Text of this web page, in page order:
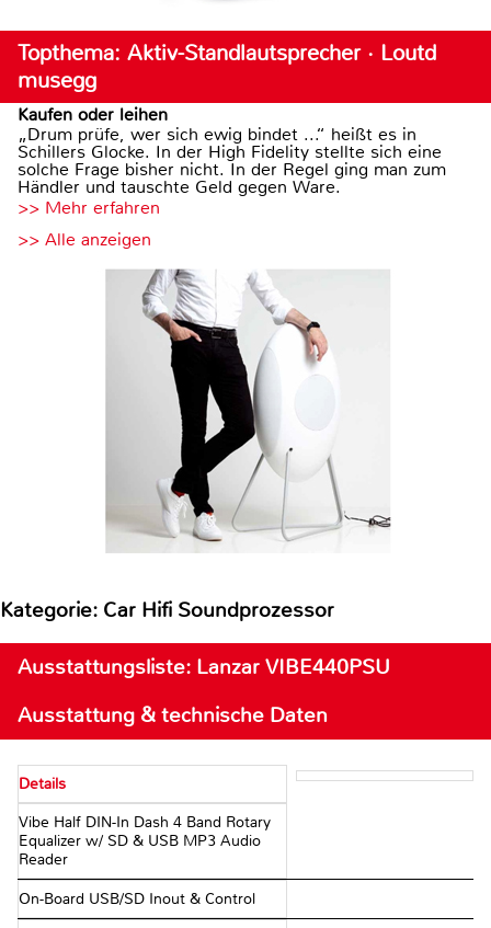
Topthema: Aktiv-Standlautsprecher · Loutd
musegg
Kaufen oder leihen
„Drum prüfe, wer sich ewig bindet ...“ heißt es in
Schillers Glocke. In der High Fidelity stellte sich eine
solche Frage bisher nicht. In der Regel ging man zum
Händler und tauschte Geld gegen Ware.
>> Mehr erfahren
>> Alle anzeigen
Kategorie: Car Hifi Soundprozessor
Ausstattungsliste: Lanzar VIBE440PSU
Ausstattung & technische Daten
Details
Vibe Half DIN-In Dash 4 Band Rotary
Equalizer w/ SD & USB MP3 Audio
Reader
On-Board USB/SD Inout & Control